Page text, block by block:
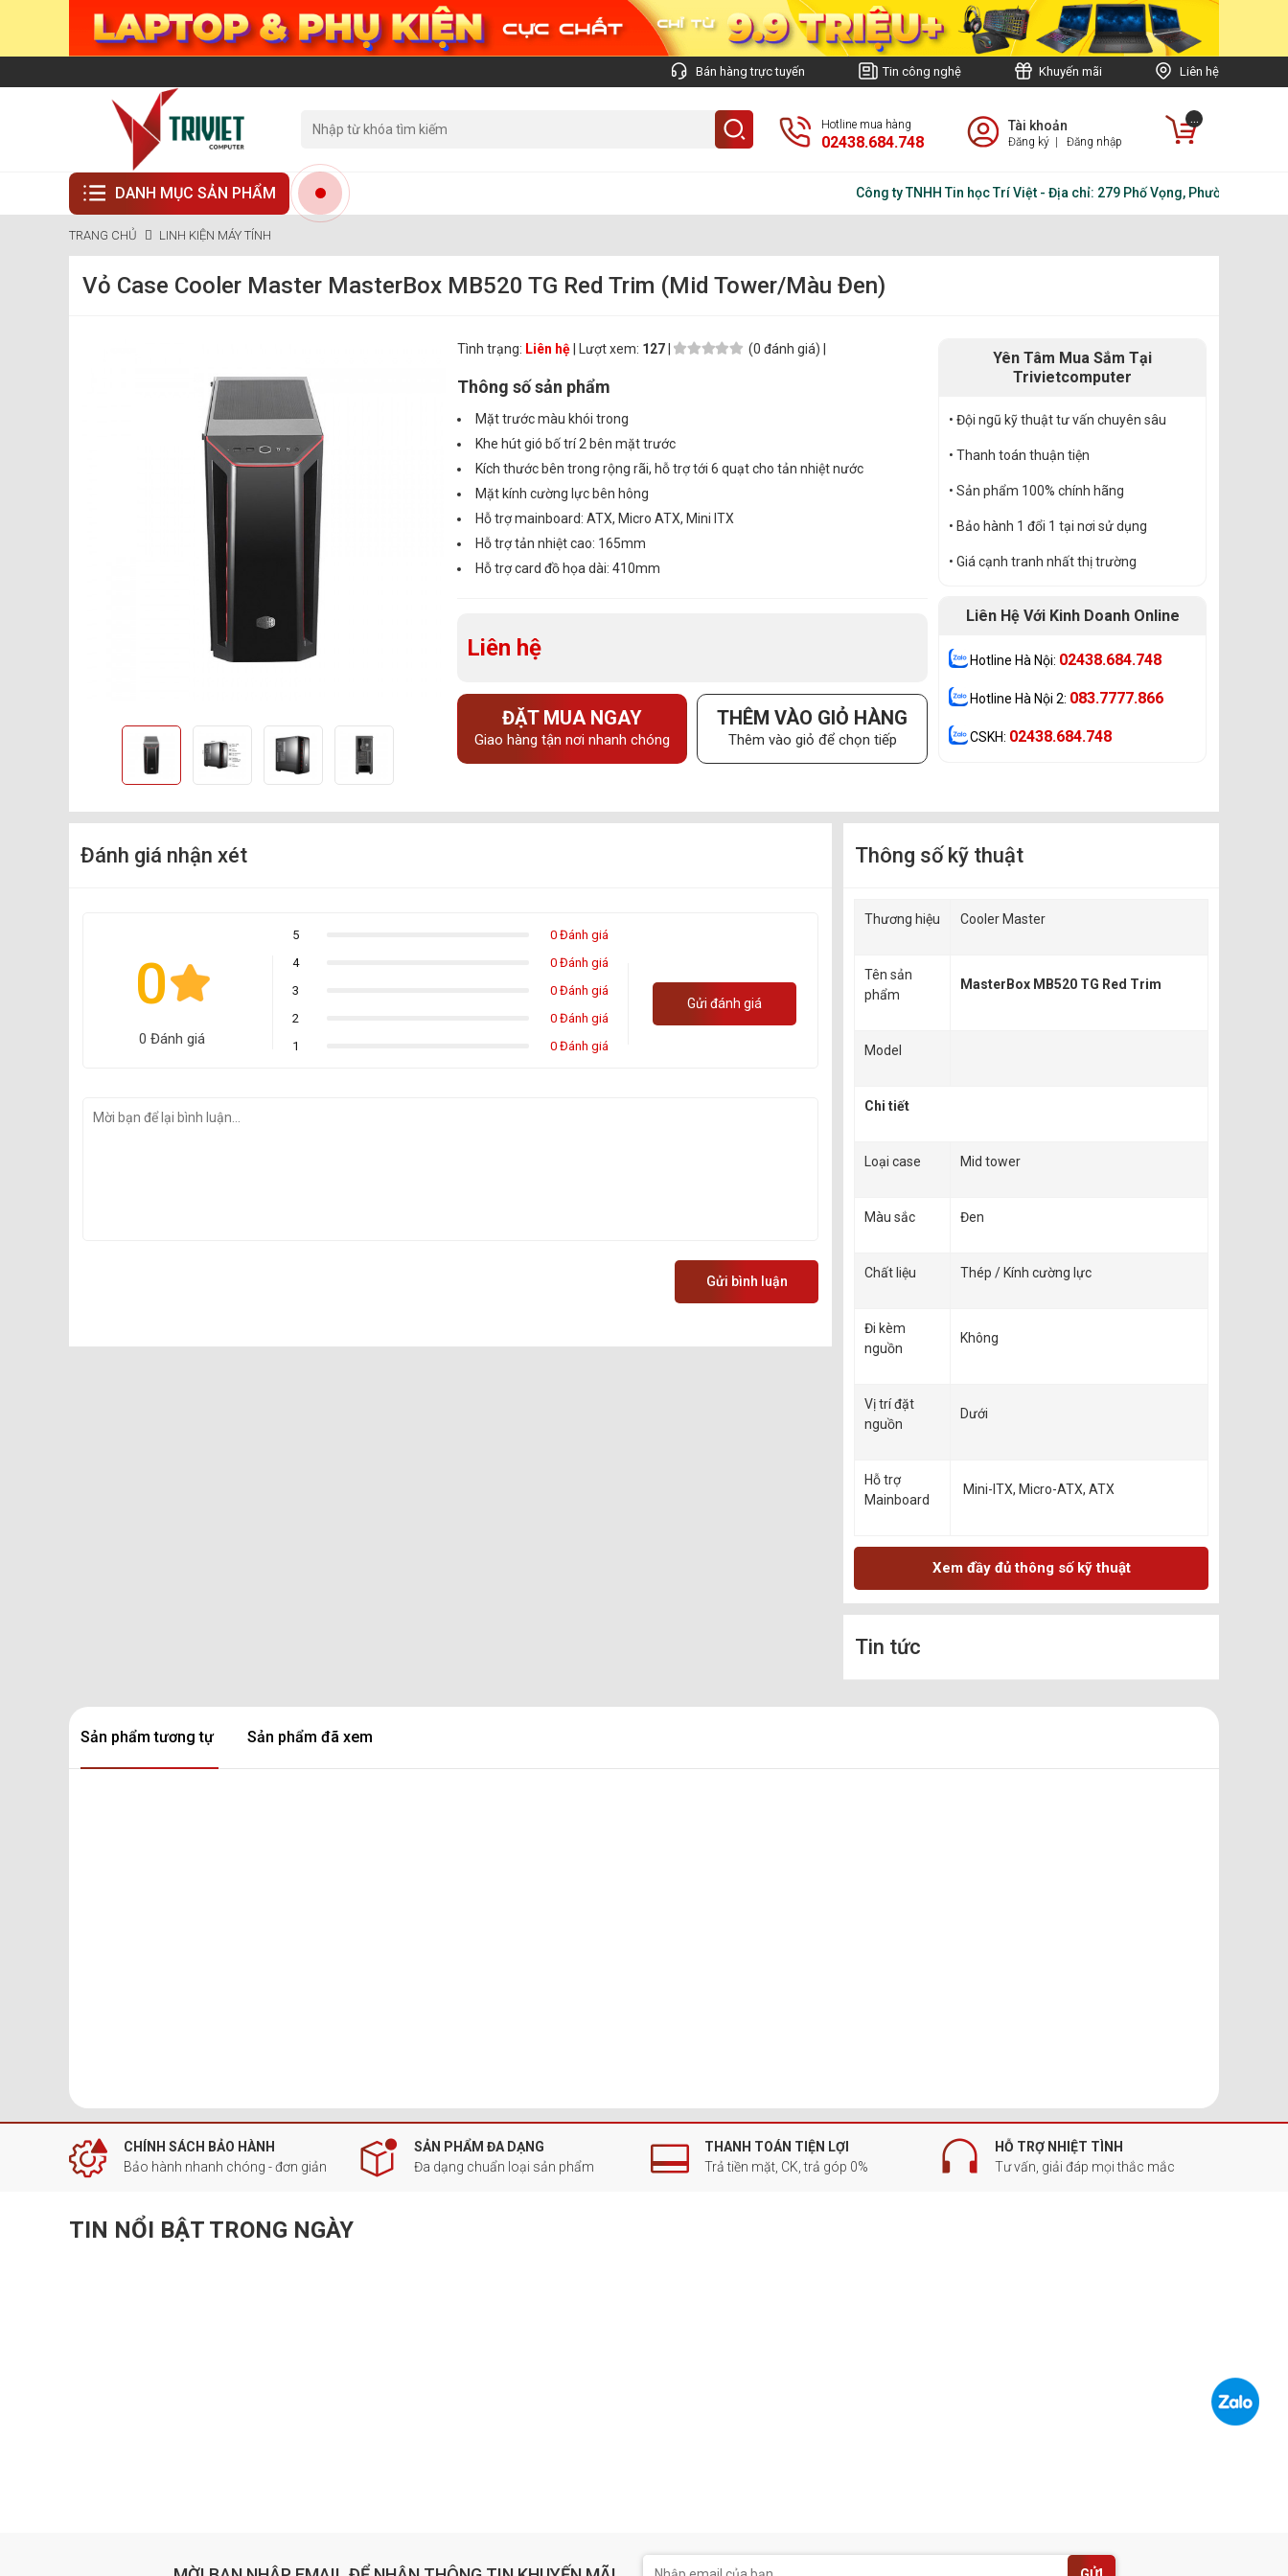
Bán hàng trực tuyến Tin công nghệ Khuyến mãi Liên hệ
Hotline mua hàng
02438.684.748
Tài khoản
Đăng ký Đăng nhập
...
DANH MỤC SẢN PHẨM Công ty TNHH Tin học Trí Việt - Địa chỉ: 279 Phố Vọng, Phường Tương
TRANG CHỦ LINH KIỆN MÁY TÍNH
Vỏ Case Cooler Master MasterBox MB520 TG Red Trim (Mid Tower/Màu Đen)
Tình trạng: Liên hệ| Lượt xem: 127| (0 đánh giá) |
Thông số sản phẩm
Mặt trước màu khói trong
Khe hút gió bố trí 2 bên mặt trước
Kích thước bên trong rộng rãi, hỗ trợ tới 6 quạt cho tản nhiệt nước
Mặt kính cường lực bên hông
Hỗ trợ mainboard: ATX, Micro ATX, Mini ITX
Hỗ trợ tản nhiệt cao: 165mm
Hỗ trợ card đồ họa dài: 410mm
Liên hệ
ĐẶT MUA NGAY
Giao hàng tận nơi nhanh chóng
THÊM VÀO GIỎ HÀNG
Thêm vào giỏ để chọn tiếp
Yên Tâm Mua Sắm Tại
Trivietcomputer
• Đội ngũ kỹ thuật tư vấn chuyên sâu
• Thanh toán thuận tiện
• Sản phẩm 100% chính hãng
• Bảo hành 1 đổi 1 tại nơi sử dụng
• Giá cạnh tranh nhất thị trường
Liên Hệ Với Kinh Doanh Online
Hotline Hà Nội: 02438.684.748
Hotline Hà Nội 2: 083.7777.866
CSKH: 02438.684.748
Đánh giá nhận xét
0
0 Đánh giá
5
0 Đánh giá
4
0 Đánh giá
3
0 Đánh giá
2
0 Đánh giá
1
0 Đánh giá
Gửi đánh giá
Gửi bình luận
Thông số kỹ thuật
Thương hiệu Cooler Master
Tên sản
phẩm
MasterBox MB520 TG Red Trim
Model
Chi tiết
Loại case Mid tower
Màu sắc Đen
Chất liệu Thép / Kính cường lực
Đi kèm
nguồn
Không
Vị trí đặt
nguồn
Dưới
Hỗ trợ
Mainboard
Mini-ITX, Micro-ATX, ATX
Xem đầy đủ thông số kỹ thuật
Tin tức
Sản phẩm tương tự Sản phẩm đã xem
CHÍNH SÁCH BẢO HÀNH
Bảo hành nhanh chóng - đơn giản
SẢN PHẨM ĐA DẠNG
Đa dạng chuẩn loại sản phẩm
THANH TOÁN TIỆN LỢI
Trả tiền mặt, CK, trả góp 0%
HỖ TRỢ NHIỆT TÌNH
Tư vấn, giải đáp mọi thắc mắc
TIN NỔI BẬT TRONG NGÀY